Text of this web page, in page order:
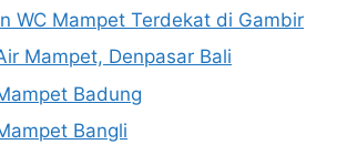
WC Mampet Terdekat di Gambir
Mampet, Denpasar Bali
Badung
Bangli